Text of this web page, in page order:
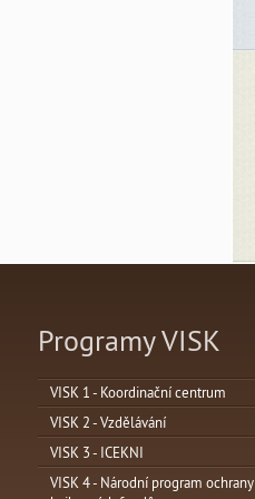
Programy VISK
VISK 1 - Koordinační centrum
VISK 2 - Vzdělávání
VISK 3 - ICEKNI
VISK 4 - Národní program ochrany